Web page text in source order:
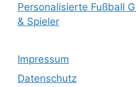
Personalisierte Fußball
& Spieler
Impressum
Datenschutz